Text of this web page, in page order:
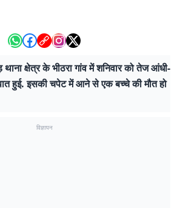
थाना क्षेत्र के भीठरा गांव में शनिवार को तेज आंधी-
हुई. इसकी चपेट में आने से एक बच्चे की मौत हो
विज्ञापन